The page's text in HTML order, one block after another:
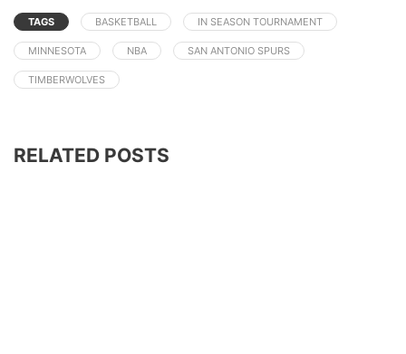
TAGS BASKETBALL IN SEASON TOURNAMENT
MINNESOTA NBA SAN ANTONIO SPURS
TIMBERWOLVES
RELATED POSTS